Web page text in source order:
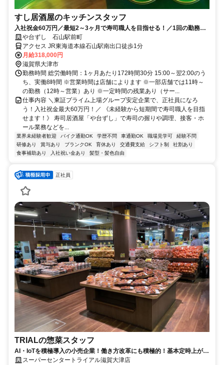
すし居酒屋のキッチンスタッフ
入社祝金60万円／最短2～3ヶ月で寿司職人を目指せる！／1回の勤務で1
食無料のまかないあり
や台ずし 石山駅前町
アクセス JR東海道本線石山駅南出口徒歩1分
月給318,000円
滋賀県大津市
勤務時間 総労働時間：1ヶ月あたり172時間30分 15:00～翌2:00のう
ち、実働8時間 ※営業時間は店舗によります ※一部店舗では11時～
の勤務（12時～営業）あり ※一定時間の残業あり（サー...
仕事内容 ＼東証プライム上場グループ安定企業で、正社員になろ
う！入社祝金最大60万円！／ 《未経験から短期間で寿司職人を目指
せます！》 寿司居酒屋「や台ずし」で寿司の握りや調理、接客・ホ
ール業務などを...
業界未経験者歓迎 バイク通勤OK 学歴不問 車通勤OK 職場見学可
経験不問
研修あり
賞与あり ブランクOK 育休あり 交通費支給 シフト制
社割あり
食事補助あり
入社祝い金あり 髪型・髪色自由
正社員
TRIALの惣菜スタッフ
AI・IoTを積極導入の小売企業！働き方改革にも積極的！基本定時上が
り！スーパーセンタートライアル滋賀大津店